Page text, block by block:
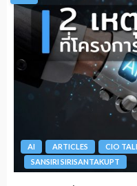
AI ARTICLES CIO
SANSIRI SIRISANTAKUPT